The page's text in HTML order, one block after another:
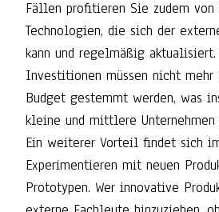
Fällen profitieren Sie zudem von
Technologien, die sich der
kann und regelmäßig aktualisiert.
Investitionen müssen nicht mehr
Budget gestemmt werden, was
kleine und mittlere
Ein weiterer Vorteil findet sich
Experimentieren mit neuen
Prototypen. Wer innovative